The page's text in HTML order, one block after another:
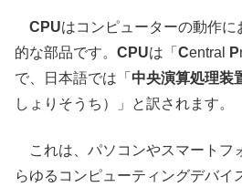
CPUはコンピューターの動作
的な部品です。 CPUは「 Central P
で、日本語では「 中央演算処理装
しょりそうち）」と訳されます。
これは、パソコンやスマートフ
らゆるコンピューティングデバイ